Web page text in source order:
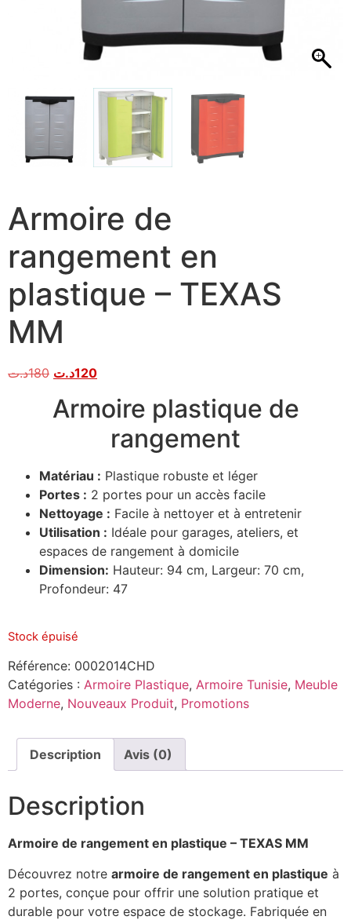
Armoire de
rangement en
plastique – TEXAS
MM
180د.ت 120د.ت
Armoire plastique de
rangement
Matériau : Plastique robuste et léger
Portes : 2 portes pour un accès facile
Nettoyage : Facile à nettoyer et à entretenir
Utilisation : Idéale pour garages, ateliers, et
espaces de rangement à domicile
Dimension: Hauteur: 94 cm, Largeur: 70 cm,
Profondeur: 47
Stock épuisé
Référence: 0002014CHD
Catégories : Armoire Plastique, Armoire Tunisie, Meuble
Moderne, Nouveaux Produit, Promotions
Description Avis (0)
Description
Armoire de rangement en plastique – TEXAS MM
Découvrez notre armoire de rangement en plastique à
2 portes, conçue pour offrir une solution pratique et
durable pour votre espace de stockage. Fabriquée en